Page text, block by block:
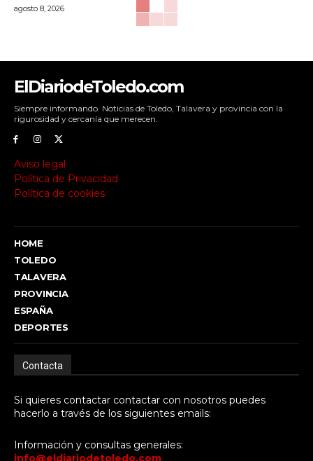
agosto 8, 2026
ElDiariodeToledo.com
Siempre informando. Noticias de Toledo, Talavera y provincia con la
rigurosidad y cercanía que merecen.
Aviso legal
Política de Privacidad
Política de cookies
HOME
TOLEDO
TALAVERA
PROVINCIA
ESPAÑA
DEPORTES
Contacta
Si quieres contactar contactar con nosotros puedes
hacerlo a través de los siguientes emails:
Información y consultas generales:
info@eldiariodetoledo.com